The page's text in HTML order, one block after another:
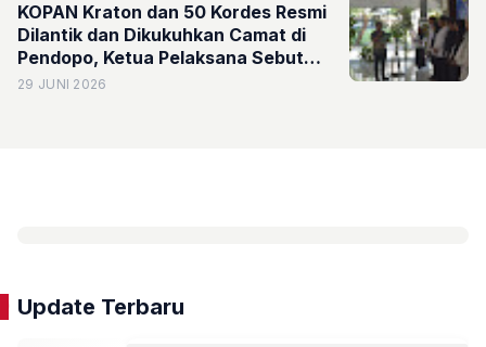
KOPAN Kraton dan 50 Kordes Resmi
Dilantik dan Dikukuhkan Camat di
Pendopo, Ketua Pelaksana Sebut
Narkoba Sudah Masuk Gang Desa
29 JUNI 2026
Update Terbaru